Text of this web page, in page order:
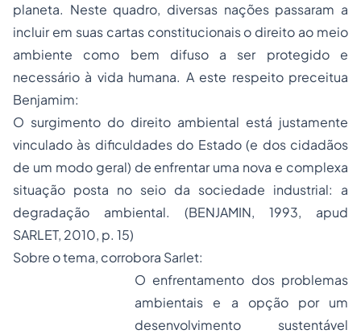
planeta. Neste quadro, diversas nações passaram a
incluir em suas cartas constitucionais o direito ao meio
ambiente como bem difuso a ser protegido e
necessário à vida humana. A este respeito preceitua
Benjamim:
O surgimento do direito ambiental está justamente
vinculado às dificuldades do Estado (e dos cidadãos
de um modo geral) de enfrentar uma nova e complexa
situação posta no seio da sociedade industrial: a
degradação ambiental. (BENJAMIN, 1993, apud
SARLET, 2010, p. 15)
Sobre o tema, corrobora Sarlet:
O enfrentamento dos problemas
ambientais e a opção por um
desenvolvimento sustentável